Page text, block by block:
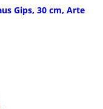
Gips, 30 cm, Arte